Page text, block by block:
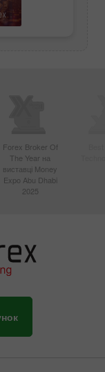
Forex Broker Of
The Year на
виставці Money
Expo Abu Dhabi
2025